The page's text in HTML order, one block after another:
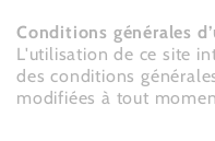
Conditions générales
L'utilisation de ce site
des conditions
modifiées à tout